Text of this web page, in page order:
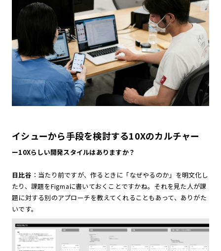
イシューから手段を検討する10Xのカルチャー
ー10Xらしい開発スタイルはありますか？
日比谷 ：当たり前ですが、作るときに「なぜやるのか」を明文化し
たり、課題をFigmaに書いておくことですかね。それを見た人が課
題に対する別のアプローチを教えてくれることもあって、ありがた
いです。